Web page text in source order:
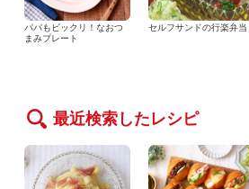
パパもビックリ！なおつ
まみプレート
セルフサンドの行楽弁当
最近検索したレシピ